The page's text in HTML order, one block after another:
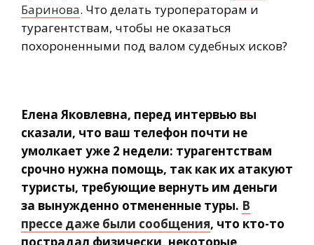
Баринова. Что делать туроператорам и
турагентствам, чтобы не оказаться
похороненными под валом судебных исков?
Елена Яковлевна, перед интервью вы
сказали, что ваш телефон почти не
умолкает уже 2 недели: турагентствам
срочно нужна помощь, так как их атакуют
туристы, требующие вернуть им деньги
за вынужденно отмененные туры. В
прессе даже были сообщения, что кто-то
пострадал физически, некоторые